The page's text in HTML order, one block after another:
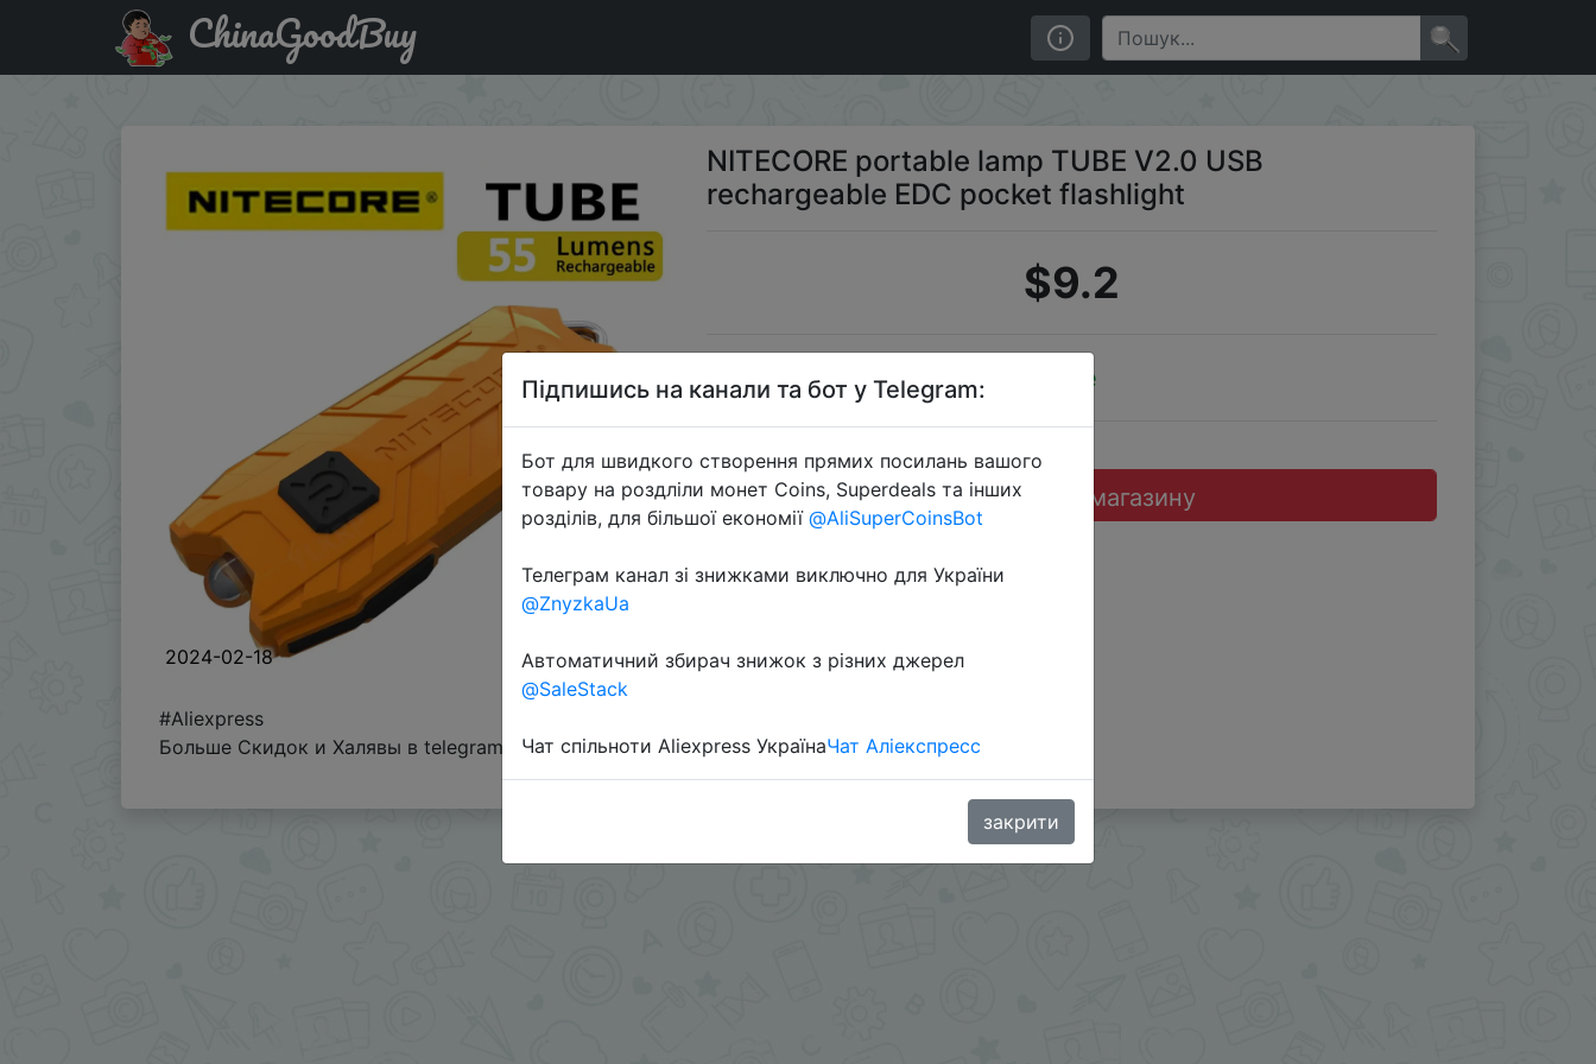
Придбати по знижці NITECORE portable lamp TUBE V2.0 USB rechargeable EDC pocket flashlight
ChinaGoodBuy
2024-02-18
NITECORE portable lamp TUBE V2.0 USB
rechargeable EDC pocket flashlight
$9.2
Sale
Перейти до магазину
#Aliexpress
Больше Скидок и Халявы в telegram
t.me/%2B8jHVizJO6XY3M2Qy
Підпишись на канали та бот у Telegram:
Бот для швидкого створення прямих посилань вашого
товару на роздліли монет Coins, Superdeals та інших
розділів, для більшої економії @AliSuperCoinsBot
Телеграм канал зі знижками виключно для України
@ZnyzkaUa
Автоматичний збирач знижок з різних джерел
@SaleStack
Чат спільноти Aliexpress УкраїнаЧат Аліекспресс
закрити